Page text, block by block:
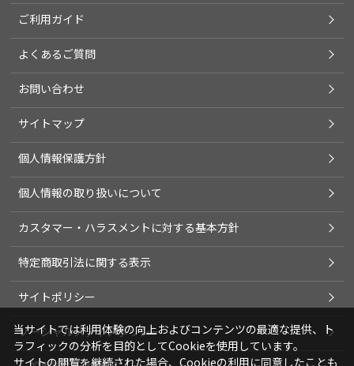
ご利用ガイド
よくあるご質問
お問い合わせ
サイトマップ
個人情報保護方針
個人情報の取り扱いについて
カスタマー・ハラスメントに対する基本方針
特定商取引法に関する表示
サイトポリシー
ソーシャルメディアポリシー
当サイトでは利用体験の向上およびコンテンツの最適な提供、ト
ラフィックの分析を目的としてCookieを使用しています。
サイトの閲覧を継続された場合、Cookieの利用に同意したことも